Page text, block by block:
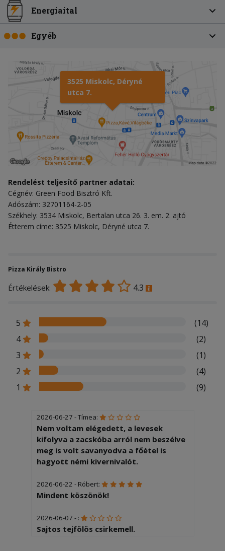
Energiaital
Egyéb
3525 Miskolc, Déryné
utca 7.
Rendelést teljesítő partner adatai:
Cégnév: Green Food Bisztró Kft.
Adószám: 32701164-2-05
Székhely: 3534 Miskolc, Bertalan utca 26. 3. em. 2. ajtó
Étterem címe: 3525 Miskolc, Déryné utca 7.
Pizza Király Bistro
Értékelések: 4.3
5
(14)
4
(2)
3
(1)
2
(4)
1
(9)
2026-06-27 - Tímea:
Nem voltam elégedett, a levesek
kifolyva a zacskóba arról nem beszélve
meg is volt savanyodva a főétel is
hagyott némi kivernivalót.
2026-06-22 - Róbert:
Mindent köszönök!
2026-06-07 - :
Sajtos tejfölös csirkemell.